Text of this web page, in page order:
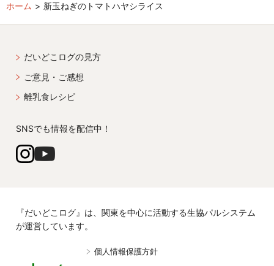
ホーム 新玉ねぎのトマトハヤシライス
だいどこログの見方
ご意見・ご感想
離乳食レシピ
SNSでも情報を配信中！
『だいどこログ』は、関東を中心に活動する生協パルシステム
が運営しています。
個人情報保護方針